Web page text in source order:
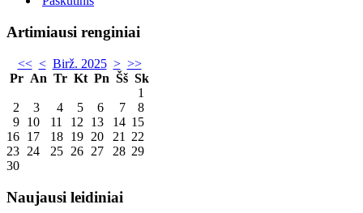
Artimiausi renginiai
<< < Birž. 2025 > >>
Pr An Tr Kt Pn Šš Sk
1
2
3 4 5 6 7
8
9 10 11 12 13 14 15
16 17 18 19 20 21
22
23 24 25 26 27 28 29
30
Naujausi leidiniai